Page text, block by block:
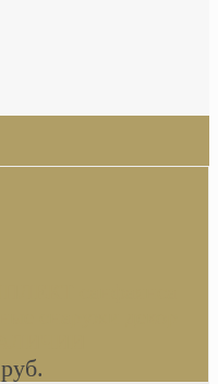
санфаянса